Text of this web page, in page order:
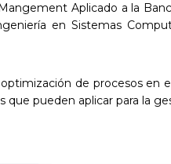
Aplicado a la
en Sistemas
de procesos en
pueden aplicar para la